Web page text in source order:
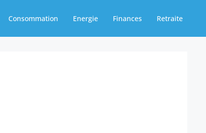
Consommation Energie Finances Retraite